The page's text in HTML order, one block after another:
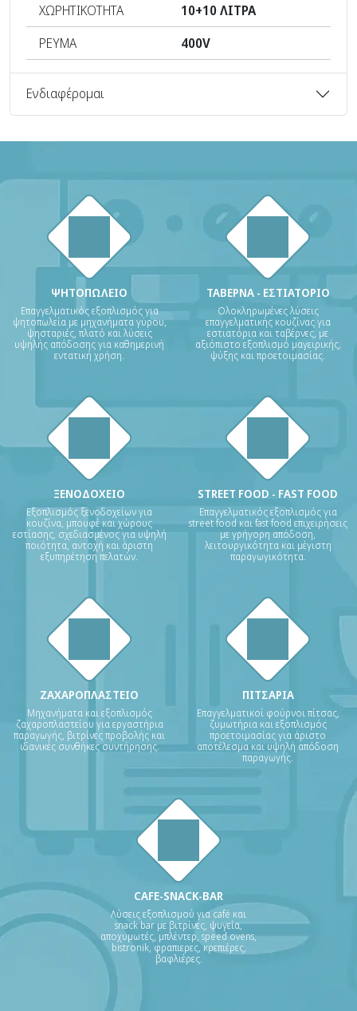
ΧΩΡΗΤΙΚΟΤΗΤΑ
10+10 ΛΙΤΡΑ
ΡΕΥΜΑ
400V
Ενδιαφέρομαι
ΨΗΤΟΠΩΛΕΙΟ
Επαγγελματικός εξοπλισμός για
ψητοπωλεία με μηχανήματα γύρου,
ψησταριές, πλατό και λύσεις
υψηλής απόδοσης για καθημερινή
εντατική χρήση.
ΤΑΒΕΡΝΑ - ΕΣΤΙΑΤΟΡΙΟ
Ολοκληρωμένες λύσεις
επαγγελματικής κουζίνας για
εστιατόρια και ταβέρνες, με
αξιόπιστο εξοπλισμό μαγειρικής,
ψύξης και προετοιμασίας.
ΞΕΝΟΔΟΧΕΙΟ
Εξοπλισμός ξενοδοχείων για
κουζίνα, μπουφέ και χώρους
εστίασης, σχεδιασμένος για υψηλή
ποιότητα, αντοχή και άριστη
εξυπηρέτηση πελατών.
STREET FOOD - FAST FOOD
Επαγγελματικός εξοπλισμός για
street food και fast food επιχειρήσεις
με γρήγορη απόδοση,
λειτουργικότητα και μέγιστη
παραγωγικότητα.
ΖΑΧΑΡΟΠΛΑΣΤΕΙΟ
Μηχανήματα και εξοπλισμός
ζαχαροπλαστείου για εργαστήρια
παραγωγής, βιτρίνες προβολής και
ιδανικές συνθήκες συντήρησης.
ΠΙΤΣΑΡΙΑ
Επαγγελματικοί φούρνοι πίτσας,
ζυμωτήρια και εξοπλισμός
προετοιμασίας για άριστο
αποτέλεσμα και υψηλή απόδοση
παραγωγής.
CAFE-SNACK-BAR
Λύσεις εξοπλισμού για café και
snack bar με βιτρίνες, ψυγεία,
αποχυμωτές, μπλέντερ, speed ovens,
bistronik, φραπιερες, κρεπιέρες,
βαφλιέρες.